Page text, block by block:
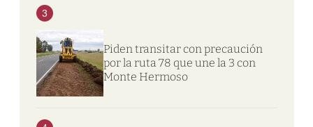
3
Piden transitar con precaución
por la ruta 78 que une la 3 con
Monte Hermoso